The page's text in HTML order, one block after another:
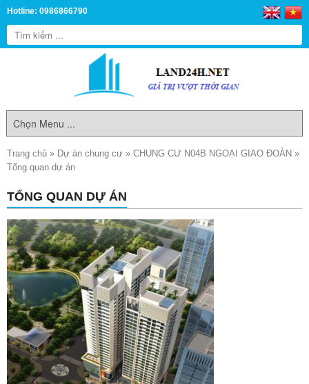
Hotline: 0986866790
Trang chủ » Dự án chung cư » CHUNG CƯ N04B NGOẠI GIAO ĐOÀN »
Tổng quan dự án
TỔNG QUAN DỰ ÁN